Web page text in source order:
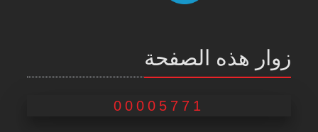
زوار هذه الصفحة
00005771